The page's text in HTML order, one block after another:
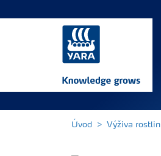
Úvod Výživa rostlin